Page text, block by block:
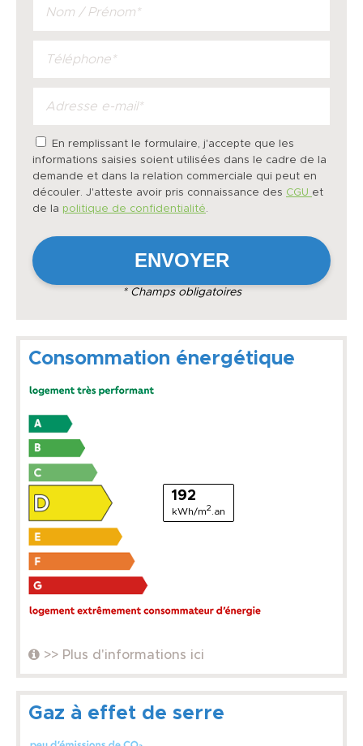
En remplissant le formulaire, j'accepte que les
informations saisies soient utilisées dans le cadre de la
demande et dans la relation commerciale qui peut en
découler. J'atteste avoir pris connaissance des CGU et
de la politique de confidentialité.
* Champs obligatoires
Consommation énergétique
192
kWh/m2 .an
>> Plus d'informations ici
Gaz à effet de serre